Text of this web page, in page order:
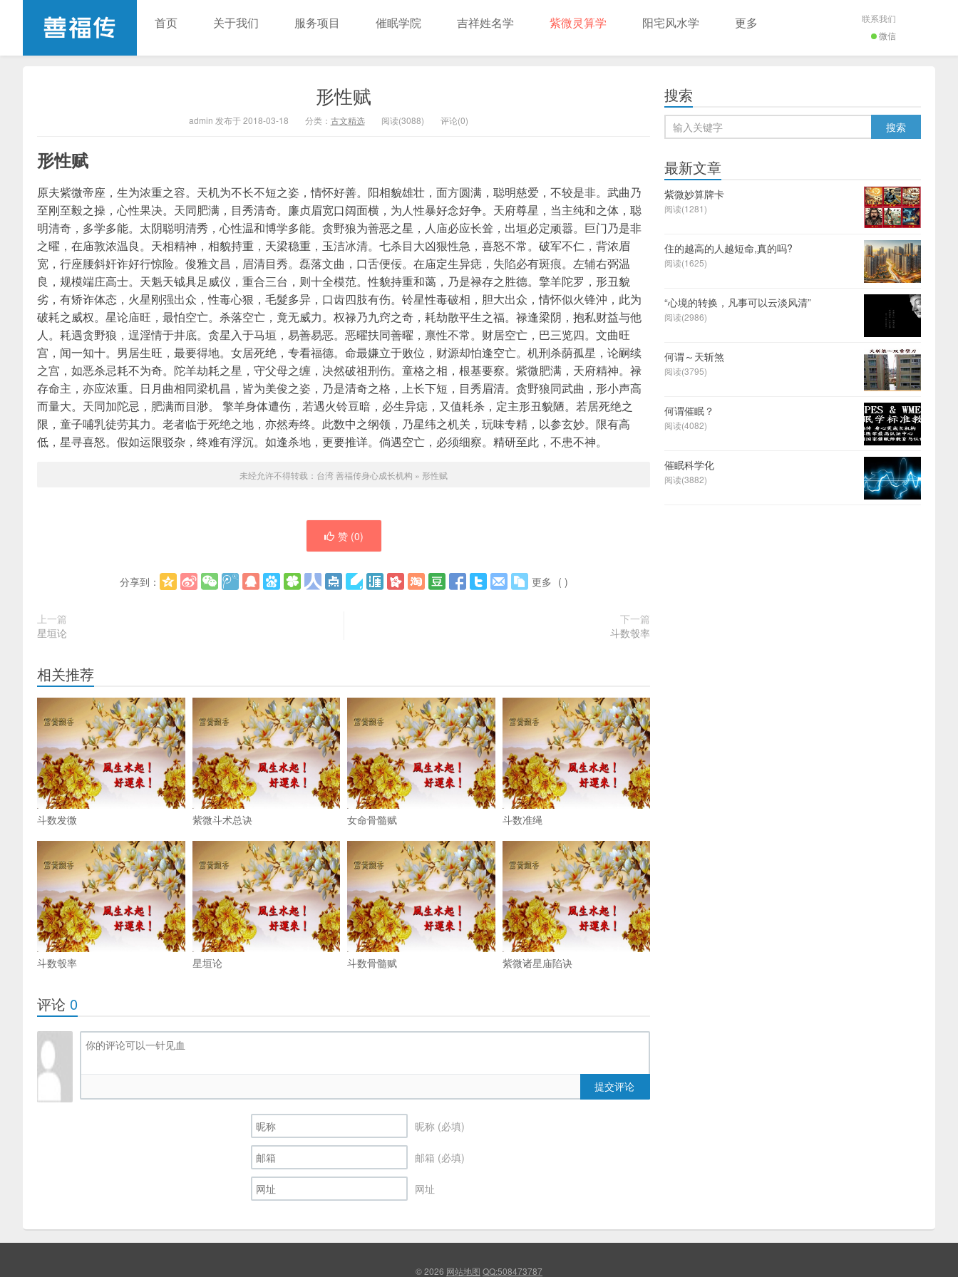
首页 关于我们 服务项目 催眠学院 吉祥姓名学 紫微灵算学 阳宅风水学 更多
微信
联系我们
形性赋
admin 发布于 2018-03-18 分类： 古文精选 阅读(3088) 评论(0)
形性赋
原夫紫微帝座，生为浓重之容。天机为不长不短之姿，情怀好善。阳相貌雄壮，面方圆满，聪明慈爱，不较是非。武曲乃
至刚至毅之操，心性果决。天同肥满，目秀清奇。廉贞眉宽口阔面横，为人性暴好念好争。天府尊星，当主纯和之体，聪
明清奇，多学多能。太阴聪明清秀，心性温和博学多能。贪野狼为善恶之星，人庙必应长耸，出垣必定顽嚣。巨门乃是非
之曜，在庙敦浓温良。天相精神，相貌持重，天梁稳重，玉洁冰清。七杀目大凶狠性急，喜怒不常。破军不仁，背浓眉
宽，行座腰斜奸诈好行惊险。俊雅文昌，眉清目秀。磊落文曲，口舌便佞。在庙定生异痣，失陷必有斑痕。左辅右弼温
良，规模端庄高士。天魁天钺具足威仪，重合三台，则十全模范。性貌持重和蔼，乃是禄存之胜德。擎羊陀罗，形丑貌
劣，有矫诈体态，火星刚强出众，性毒心狠，毛髮多异，口齿四肢有伤。铃星性毒破相，胆大出众，情怀似火锋沖，此为
破耗之威权。星论庙旺，最怕空亡。杀落空亡，竟无威力。权禄乃九窍之奇，耗劫散平生之福。禄逢梁阴，抱私财益与他
人。耗遇贪野狼，逞淫情于井底。贪星入于马垣，易善易恶。恶曜扶同善曜，禀性不常。财居空亡，巴三览四。文曲旺
宫，闻一知十。男居生旺，最要得地。女居死绝，专看福德。命最嫌立于败位，财源却怕逢空亡。机刑杀荫孤星，论嗣续
之宫，如恶杀忌耗不为奇。陀羊劫耗之星，守父母之缠，决然破祖刑伤。童格之相，根基要察。紫微肥满，天府精神。禄
存命主，亦应浓重。日月曲相同梁机昌，皆为美俊之姿，乃是清奇之格，上长下短，目秀眉清。贪野狼同武曲，形小声高
而量大。天同加陀忌，肥满而目渺。 擎羊身体遭伤，若遇火铃豆暗，必生异痣，又值耗杀，定主形丑貌陋。若居死绝之
限，童子哺乳徒劳其力。老者临于死绝之地，亦然寿终。此数中之纲领，乃星纬之机关，玩味专精，以参玄妙。限有高
低，星寻喜怒。假如运限驳杂，终难有浮沉。如逢杀地，更要推详。倘遇空亡，必须细察。精研至此，不患不神。
未经允许不得转载： 台湾 善福传身心成长机构 » 形性赋
赞 (0)
分享到： 更多 ( )
上一篇
星垣论
下一篇
斗数彀率
相关推荐
斗数发微 紫微斗术总诀 女命骨髓赋 斗数准绳
斗数彀率 星垣论 斗数骨髓赋 紫微诸星庙陷诀
评论 0
提交评论
昵称 (必填)
邮箱 (必填)
网址
搜索
最新文章
紫微妙算牌卡
阅读(1281)
住的越高的人越短命,真的吗?
阅读(1625)
“心境的转换，凡事可以云淡风清”
阅读(2986)
何谓～天斩煞
阅读(3795)
何谓催眠？
阅读(4082)
催眠科学化
阅读(3882)
© 2026 网站地图 QQ:508473787